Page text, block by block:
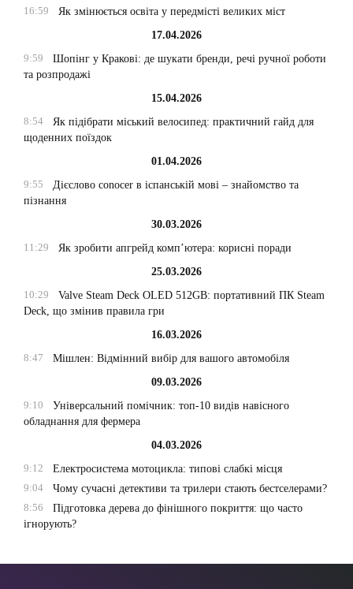
16:59
Як змінюється освіта у передмісті великих міст
17.04.2026
9:59
Шопінг у Кракові: де шукати бренди, речі ручної роботи
та розпродажі
15.04.2026
8:54
Як підібрати міський велосипед: практичний гайд для
щоденних поїздок
01.04.2026
9:55
Дієслово conocer в іспанській мові – знайомство та
пізнання
30.03.2026
11:29
Як зробити апгрейд комп’ютера: корисні поради
25.03.2026
10:29
Valve Steam Deck OLED 512GB: портативний ПК Steam
Deck, що змінив правила гри
16.03.2026
8:47
Мішлен: Відмінний вибір для вашого автомобіля
09.03.2026
9:10
Універсальний помічник: топ-10 видів навісного
обладнання для фермера
04.03.2026
9:12
Електросистема мотоцикла: типові слабкі місця
9:04
Чому сучасні детективи та трилери стають бестселерами?
8:56
Підготовка дерева до фінішного покриття: що часто
ігнорують?